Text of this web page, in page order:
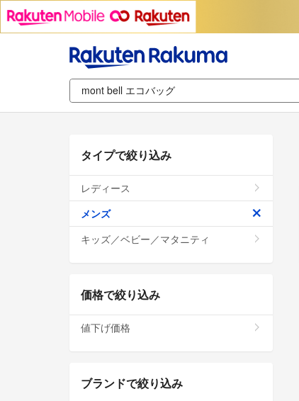
タイプで絞り込み
レディース
メンズ
キッズ／ベビー／マタニティ
価格で絞り込み
値下げ価格
ブランドで絞り込み